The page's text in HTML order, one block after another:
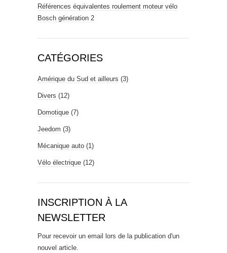
Références équivalentes roulement moteur vélo
Bosch génération 2
CATÉGORIES
Amérique du Sud et ailleurs (3)
Divers (12)
Domotique (7)
Jeedom (3)
Mécanique auto (1)
Vélo électrique (12)
INSCRIPTION À LA
NEWSLETTER
Pour recevoir un email lors de la publication d'un
nouvel article.